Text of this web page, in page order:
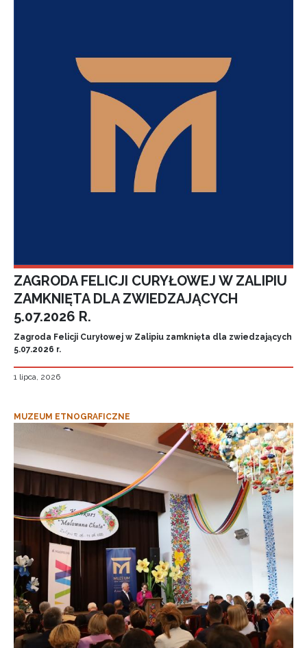
ZAGRODA FELICJI CURYŁOWEJ W ZALIPIU
ZAMKNIĘTA DLA ZWIEDZAJĄCYCH
5.07.2026 R.
Zagroda Felicji Curyłowej w Zalipiu zamknięta dla zwiedzających
5.07.2026 r.
1 lipca, 2026
MUZEUM ETNOGRAFICZNE